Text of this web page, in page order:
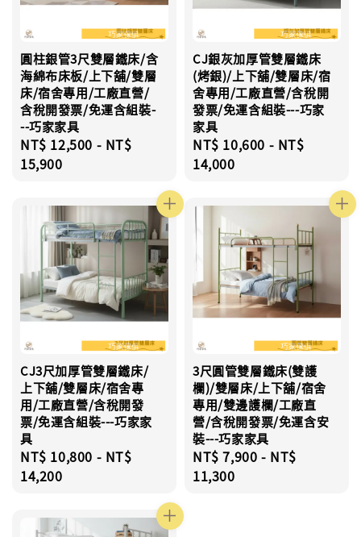
圓柱銀管3尺雙層鐵床/含
海綿布床板/上下舖/雙層
床/宿舍專用/工廠直營/
含稅開發票/免運含組裝-
--巧家家具
Regular
price
NT$ 12,500 - NT$
15,900
CJ銀灰加厚管雙層鐵床
(烤銀)/上下舖/雙層床/宿
舍專用/工廠直營/含稅開
發票/免運含組裝---巧家
家具
Regular
price
NT$ 10,600 - NT$
14,000
CJ3尺加厚管雙層鐵床/
上下舖/雙層床/宿舍專
用/工廠直營/含稅開發
票/免運含組裝---巧家家
具
Regular
price
NT$ 10,800 - NT$
14,200
3尺圓管雙層鐵床(雙護
欄)/雙層床/上下舖/宿舍
專用/雙邊護欄/工廠直
營/含稅開發票/免運含安
裝---巧家家具
Regular
price
NT$ 7,900 - NT$
11,300